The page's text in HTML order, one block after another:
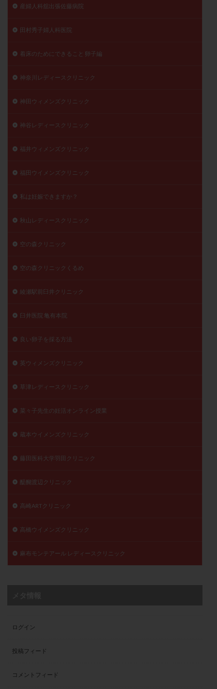
産婦人科舘出張佐藤病院
田村秀子婦人科医院
着床のためにできること 卵子編
神奈川レディースクリニック
神田ウィメンズクリニック
神谷レディースクリニック
福井ウィメンズクリニック
福田ウイメンズクリニック
私は妊娠できますか？
秋山レディースクリニック
空の森クリニック
空の森クリニックくるめ
綾瀬駅前臼井クリニック
臼井医院 亀有本院
良い卵子を採る方法
英ウィメンズクリニック
草津レディースクリニック
菜々子先生の妊活オンライン授業
蔵本ウイメンズクリニック
藤田医科大学羽田クリニック
醍醐渡辺クリニック
高崎ARTクリニック
高橋ウイメンズクリニック
麻布モンテアール レディースクリニック
ログイン
投稿フィード
コメントフィード